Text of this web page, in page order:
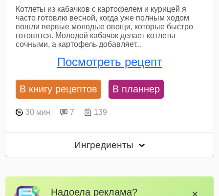
Котлеты из кабачков с картофелем и курицей я
часто готовлю весной, когда уже полным ходом
пошли первые молодые овощи, которые быстро
готовятся. Молодой кабачок делает котлеты
сочными, а картофель добавляет...
Посмотреть рецепт
В книгу рецептов В планнер
30 мин 7 139
Ингредиенты
Надоела реклама? ✕